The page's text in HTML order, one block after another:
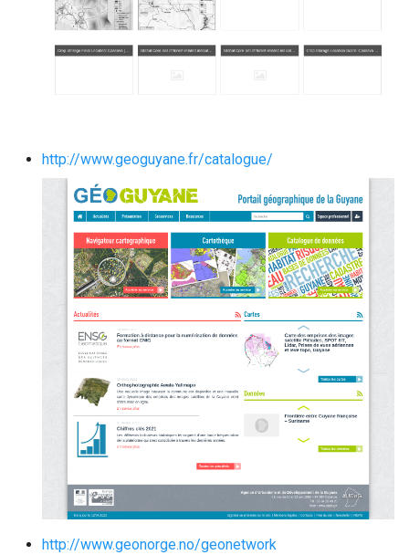
http://www.geoguyane.fr/catalogue/
http://www.geonorge.no/geonetwork